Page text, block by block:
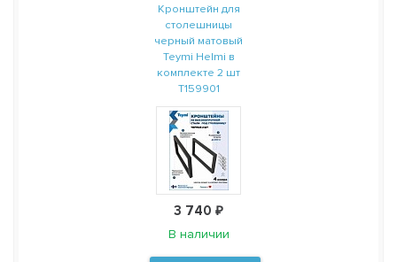
Кронштейн для
столешницы
черный матовый
Teymi Helmi в
комплекте 2 шт
T159901
3 740 ₽
В наличии